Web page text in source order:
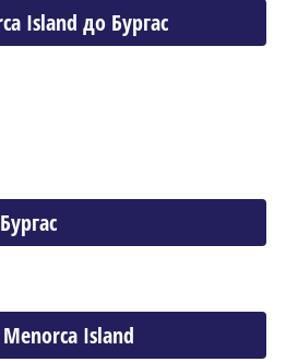
Island до Бургас
Island